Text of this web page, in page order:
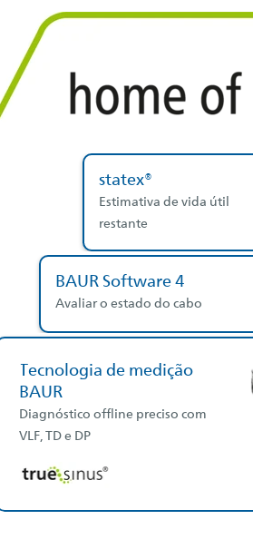
statex®
Estimativa de vida útil
restante
BAUR Software 4
Avaliar o estado do cabo
Tecnologia de medição
BAUR
Diagnóstico offline preciso com
VLF, TD e DP